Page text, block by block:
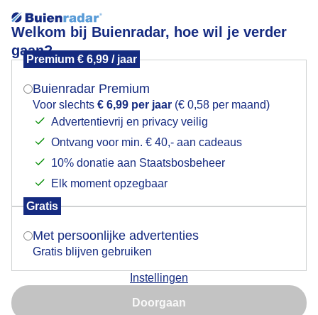
Welkom bij Buienradar, hoe wil je verder
gaan?
Premium € 6,99 / jaar
Buienradar Premium
Voor slechts € 6,99 per jaar (€ 0,58 per maand)
Advertentievrij en privacy veilig
Ontvang voor min. € 40,- aan cadeaus
10% donatie aan Staatsbosbeheer
Elk moment opzegbaar
Gratis
Met persoonlijke advertenties
Gratis blijven gebruiken
Instellingen
Doorgaan
Zonnig en aangenaam strandweer
Door: ria brasser Gemaakt: 06-06-2026, 137x bekeken
Mogen we je locatie gebruiken voor het
Indien je hier nog geen akkoord op hebt gegeven,
verschijnt er zo een pop-up uit je browser waarin
Is goed, toon de popup
Nu niet, misschien later